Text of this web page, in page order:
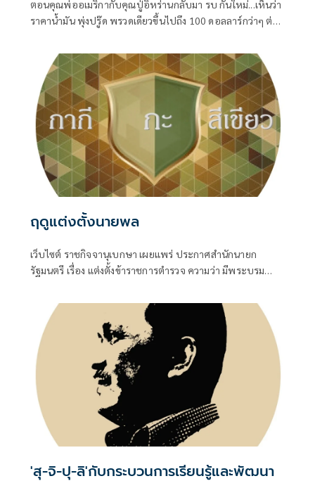
ตอนคุณพ่ออเมริกากับคุณปู่อิหร่านกลับมา รบ กันใหม่...เห็นว่า
ราคาน้ำมัน พุ่งปรู๊ด พรวดเดียวขึ้นไปถึง 100 ดอลลาร์กว่าๆ ต่อ
ฤดูแต่งตั้งนายพล
เว็บไซต์ ราชกิจจานุเบกษา เผยแพร่ ประกาศสำนักนายก
รัฐมนตรี เรื่อง แต่งตั้งข้าราชการตำรวจ ความว่า มีพระบรม
'สุ-จิ-ปุ-ลิ'กับกระบวนการเรียนรู้และพัฒนา